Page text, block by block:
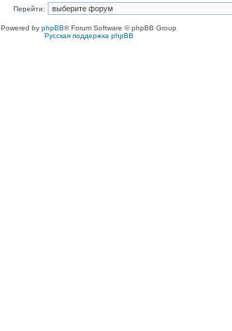
Перейти:
Powered by phpBB® Forum Software © phpBB Group
Русская поддержка phpBB